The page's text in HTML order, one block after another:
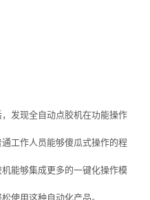
发现全自动点胶机在功能操作
工作人员能够傻瓜式操作的程
能够集成更多的一键化操作模
使用这种自动化产品。